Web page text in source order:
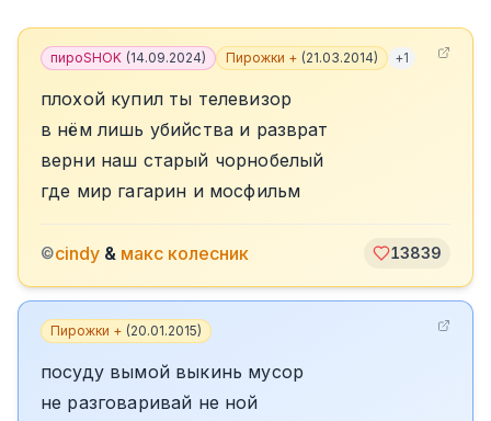
пироSHOK (14.09.2024) Пирожки + (21.03.2014) +1
плохой купил ты телевизор
в нём лишь убийства и разврат
верни наш старый чорнобелый
где мир гагарин и мосфильм
©cindy & макс колесник 13839
Пирожки + (20.01.2015)
посуду вымой выкинь мусор
не разговаривай не ной